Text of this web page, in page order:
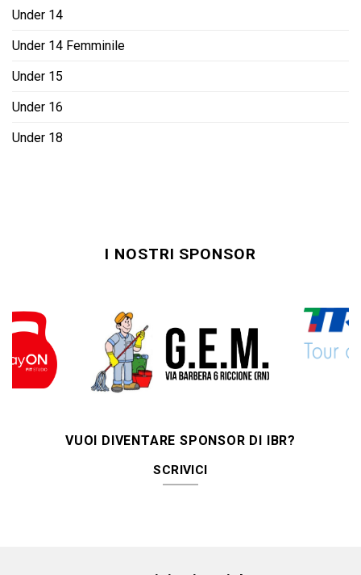
Under 14
Under 14 Femminile
Under 15
Under 16
Under 18
I NOSTRI SPONSOR
VUOI DIVENTARE SPONSOR DI IBR?
SCRIVICI